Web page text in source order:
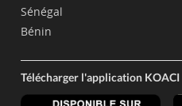
Sénégal
Bénin
Télécharger l'application KOACI